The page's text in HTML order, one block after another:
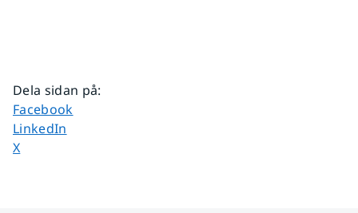
Dela sidan på:
Dela sidan på
Facebook
Dela sidan på
LinkedIn
Dela sidan på
X